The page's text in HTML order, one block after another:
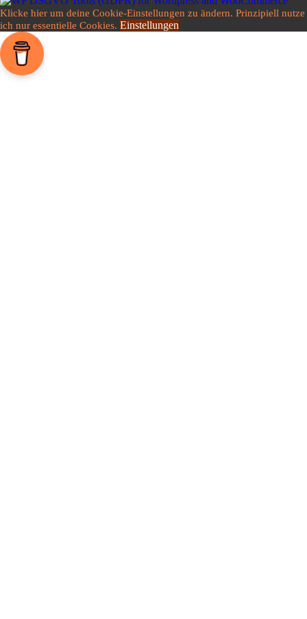
Klicke hier um deine Cookie-Einstellungen zu ändern. Prinzipiell nutze
ich nur essentielle Cookies. Einstellungen